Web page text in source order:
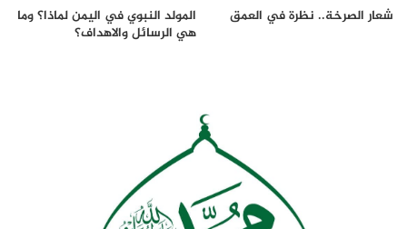
شعار الصرخة.. نظرة في العمق
المولد النبوي في اليمن لماذا؟ وما
هي الرسائل والاهداف؟